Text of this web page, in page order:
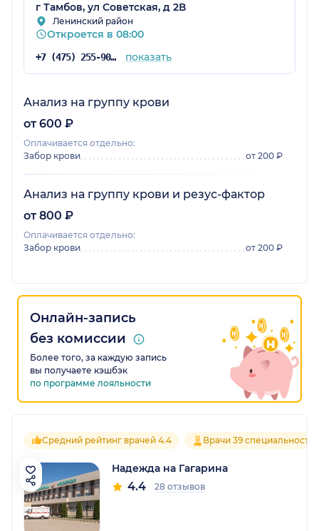
г Тамбов, ул Советская, д 2В
Ленинский район
Откроется в 08:00
+7 (475) 255-90-99 показать
Анализ на группу крови
от 600 ₽
Оплачивается отдельно:
Забор крови
от 200 ₽
Анализ на группу крови и резус-фактор
от 800 ₽
Оплачивается отдельно:
Забор крови
от 200 ₽
Онлайн-запись
без комиссии
Более того, за каждую запись
вы получаете кэшбэк
по программе лояльности
Средний рейтинг врачей 4.4 Врачи 39
Надежда на Гагарина
4.4 28 отзывов